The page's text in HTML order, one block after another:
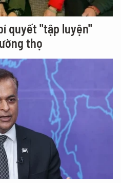
quyết "tập luyện"
thọ